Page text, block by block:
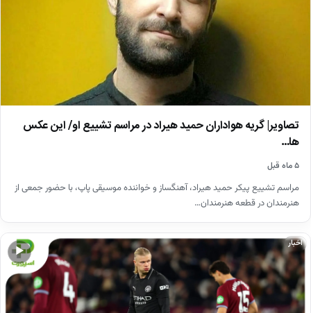
تصاویر| گریه هواداران حمید هیراد در مراسم تشییع او/ این عکس
ها…
۵ ماه قبل
مراسم تشییع پیکر حمید هیراد، آهنگساز و خواننده موسیقی پاپ، با حضور جمعی از
هنرمندان در قطعه هنرمندان…
▶
اخبار